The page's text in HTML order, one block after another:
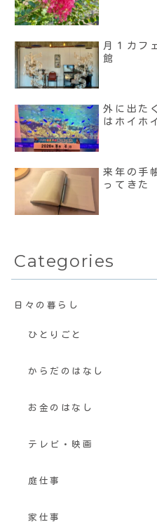
月１カフ
館
外に出た
はホイホ
来年の手
ってきた
Categories
日々の暮らし
ひとりごと
からだのはなし
お金のはなし
テレビ・映画
庭仕事
家仕事